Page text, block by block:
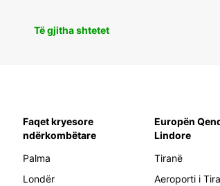
Të gjitha shtetet
Faqet kryesore
ndërkombëtare
Palma
Londër
Europën
Lindore
Tiranë
Aeroporti i